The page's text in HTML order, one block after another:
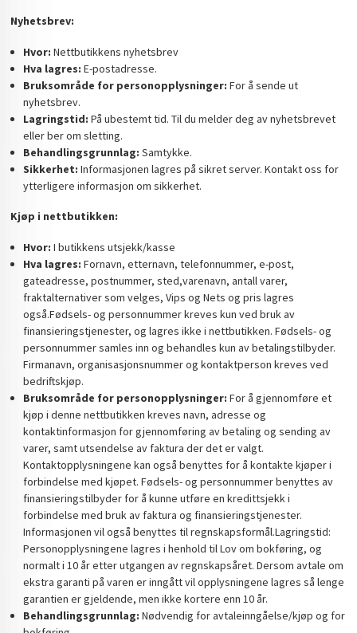
Nyhetsbrev:
Hvor: Nettbutikkens nyhetsbrev
Hva lagres: E-postadresse.
Bruksområde for personopplysninger: For å sende ut
nyhetsbrev.
Lagringstid: På ubestemt tid. Til du melder deg av nyhetsbrevet
eller ber om sletting.
Behandlingsgrunnlag: Samtykke.
Sikkerhet: Informasjonen lagres på sikret server. Kontakt oss for
ytterligere informasjon om sikkerhet.
Kjøp i nettbutikken:
Hvor: I butikkens utsjekk/kasse
Hva lagres: Fornavn, etternavn, telefonnummer, e-post,
gateadresse, postnummer, sted,varenavn, antall varer,
fraktalternativer som velges, Vips og Nets og pris lagres
også.Fødsels- og personnummer kreves kun ved bruk av
finansieringstjenester, og lagres ikke i nettbutikken. Fødsels- og
personnummer samles inn og behandles kun av betalingstilbyder.
Firmanavn, organisasjonsnummer og kontaktperson kreves ved
bedriftskjøp.
Bruksområde for personopplysninger: For å gjennomføre et
kjøp i denne nettbutikken kreves navn, adresse og
kontaktinformasjon for gjennomføring av betaling og sending av
varer, samt utsendelse av faktura der det er valgt.
Kontaktopplysningene kan også benyttes for å kontakte kjøper i
forbindelse med kjøpet. Fødsels- og personnummer benyttes av
finansieringstilbyder for å kunne utføre en kredittsjekk i
forbindelse med bruk av faktura og finansieringstjenester.
Informasjonen vil også benyttes til regnskapsformål.Lagringstid:
Personopplysningene lagres i henhold til Lov om bokføring, og
normalt i 10 år etter utgangen av regnskapsåret. Dersom avtale om
ekstra garanti på varen er inngått vil opplysningene lagres så lenge
garantien er gjeldende, men ikke kortere enn 10 år.
Behandlingsgrunnlag: Nødvendig for avtaleinngåelse/kjøp og for